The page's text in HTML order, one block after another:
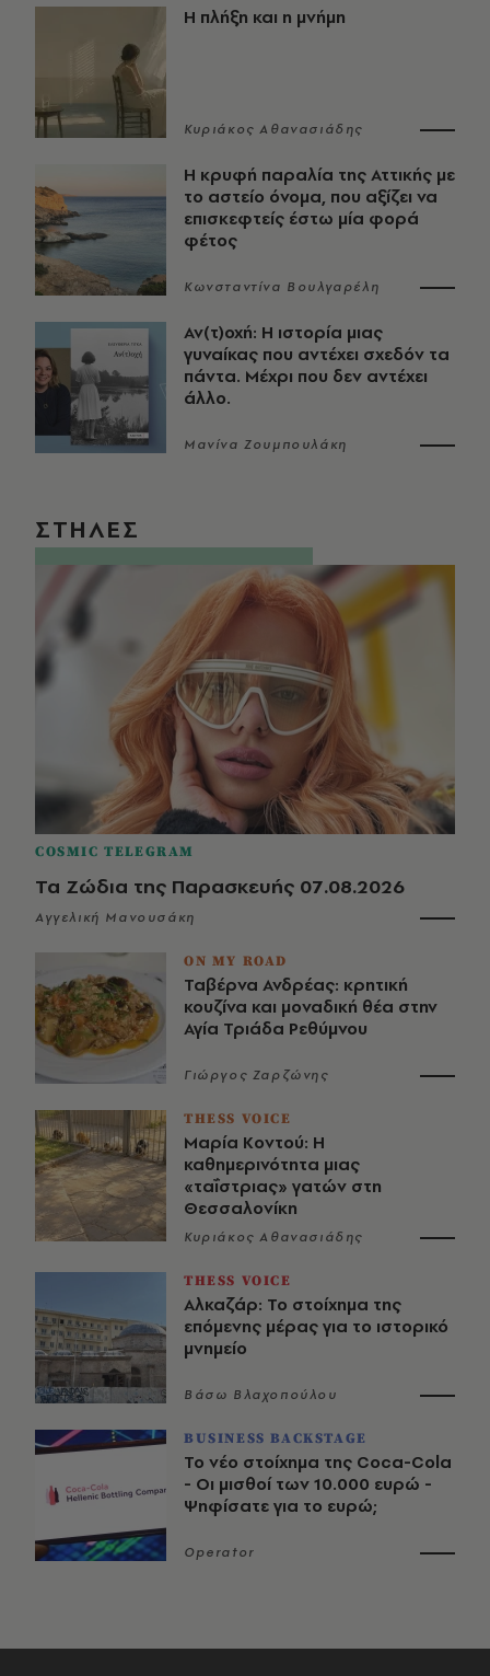
Η πλήξη και η μνήμη
Κυριάκος Αθανασιάδης
Η κρυφή παραλία της Αττικής με
το αστείο όνομα, που αξίζει να
επισκεφτείς έστω μία φορά
φέτος
Κωνσταντίνα Βουλγαρέλη
Αν(τ)οχή: Η ιστορία μιας
γυναίκας που αντέχει σχεδόν τα
πάντα. Μέχρι που δεν αντέχει
άλλο.
Μανίνα Ζουμπουλάκη
ΣΤΗΛΕΣ
COSMIC TELEGRAM
Τα Ζώδια της Παρασκευής 07.08.2026
Αγγελική Μανουσάκη
ON MY ROAD
Ταβέρνα Ανδρέας: κρητική
κουζίνα και μοναδική θέα στην
Αγία Τριάδα Ρεθύμνου
Γιώργος Ζαρζώνης
THESS VOICE
Μαρία Κοντού: Η
καθημερινότητα μιας
«ταΐστριας» γατών στη
Θεσσαλονίκη
Κυριάκος Αθανασιάδης
THESS VOICE
Αλκαζάρ: Το στοίχημα της
επόμενης μέρας για το ιστορικό
μνημείο
Βάσω Βλαχοπούλου
BUSINESS BACKSTAGE
Το νέο στοίχημα της Coca-Cola
- Οι μισθοί των 10.000 ευρώ -
Ψηφίσατε για το ευρώ;
Operator